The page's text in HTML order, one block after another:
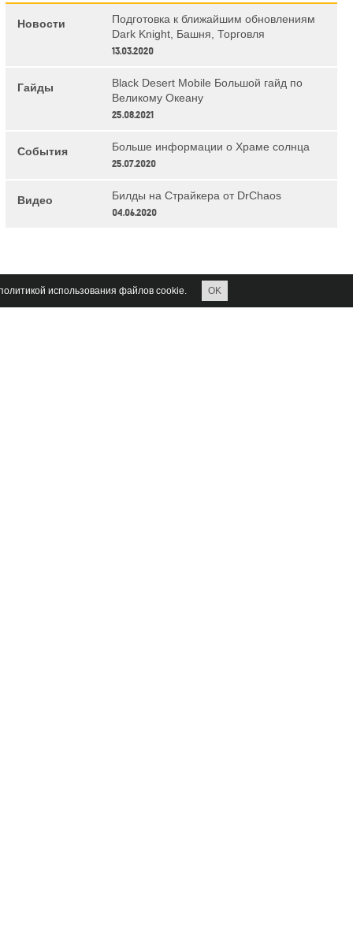
Новости
Подготовка к ближайшим обновлениям
Dark Knight, Башня, Торговля
13.03.2020
Гайды
Black Desert Mobile Большой гайд по
Великому Океану
25.08.2021
События Больше информации о Храме солнца
25.07.2020
Видео Билды на Страйкера от DrChaos
04.06.2020
использования файлов cookie. OK